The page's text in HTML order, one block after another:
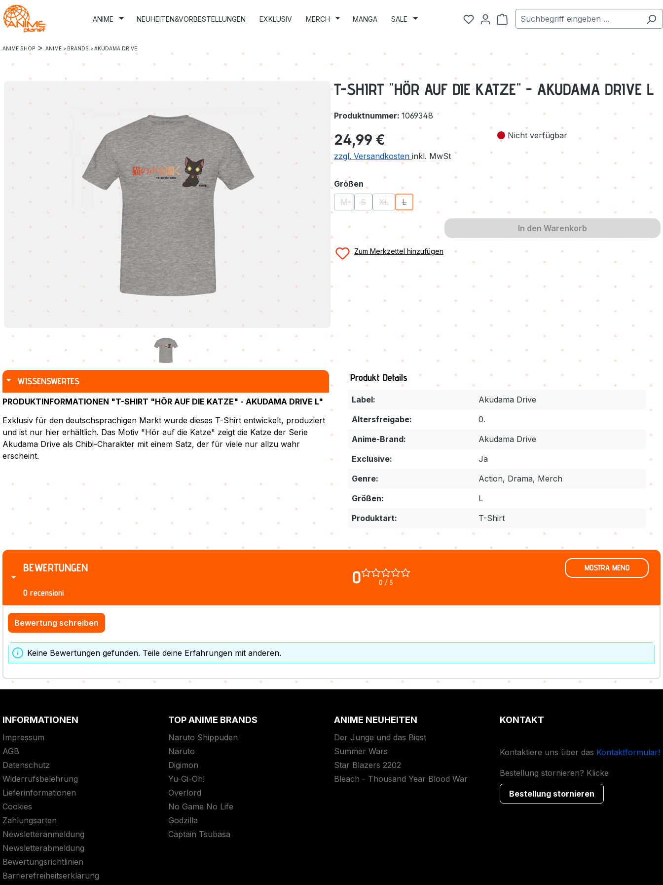
Hauptinhalt springen
Zur Suche springen
Zur Hauptnavigation springen
ANIME NEUHEITEN&VORBESTELLUNGEN EXKLUSIV MERCH MANGA SALE Warenkorb enthält 0 Positionen. Der
ANIME SHOP > ANIME > BRANDS >AKUDAMA DRIVE
T-SHIRT "HÖR AUF DIE KATZE" - AKUDAMA DRIVE L
Produktnummer: 1069348
Regulärer Preis:
24,99 €
zzgl. Versandkosten inkl. MwSt
Nicht verfügbar
Größen
M
(Diese Option ist zurzeit nicht verfügbar.)
S
(Diese Option ist zurzeit nicht verfügbar.)
XL
(Diese Option ist zurzeit nicht verfügbar.)
L
(Diese Option ist zurzeit nicht verfügbar.)
In den Warenkorb
Zum Merkzettel hinzufügen
WISSENSWERTES
PRODUKTINFORMATIONEN "T-SHIRT "HÖR AUF DIE KATZE" - AKUDAMA DRIVE L"
Exklusiv für den deutschsprachigen Markt wurde dieses T-Shirt entwickelt, produziert
und ist nur hier erhältlich. Das Motiv "Hör auf die Katze" zeigt die Katze der Serie
Akudama Drive als Chibi-Charakter mit einem Satz, der für viele nur allzu wahr
erscheint.
Produkt Details
Label:
Akudama Drive
Altersfreigabe:
0.
Anime-Brand:
Akudama Drive
Exclusive:
Ja
Genre:
Action, Drama, Merch
Größen:
L
Produktart:
T-Shirt
BEWERTUNGEN 0 0 / 5
0 recensioni
MOSTRA MENO
Bewertung schreiben
Keine Bewertungen gefunden. Teile deine Erfahrungen mit anderen.
INFORMATIONEN
Impressum
AGB
Datenschutz
Widerrufsbelehrung
Lieferinformationen
Cookies
Zahlungsarten
Newsletteranmeldung
Newsletterabmeldung
Bewertungsrichtlinien
Barrierefreiheitserklärung
TOP ANIME BRANDS
Naruto Shippuden
Naruto
Digimon
Yu-Gi-Oh!
Overlord
No Game No Life
Godzilla
Captain Tsubasa
ANIME NEUHEITEN
Der Junge und das Biest
Summer Wars
Star Blazers 2202
Bleach - Thousand Year Blood War
KONTAKT
Kontaktiere uns über das Kontaktformular!
Bestellung stornieren? Klicke
Bestellung stornieren